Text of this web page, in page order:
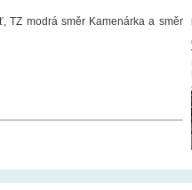
TZ modrá směr Kamenárka a směr